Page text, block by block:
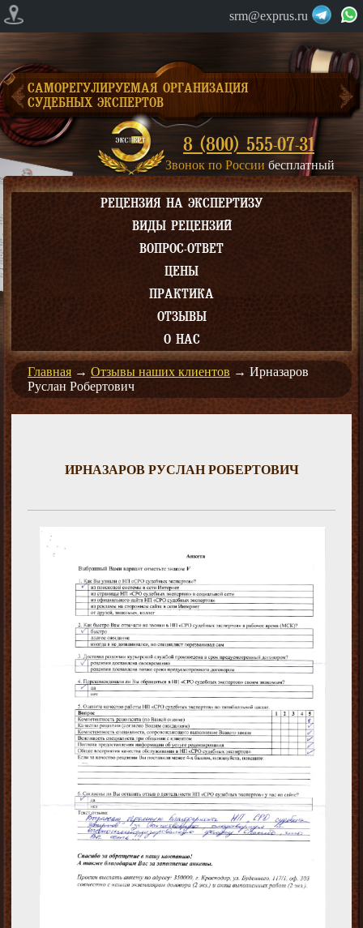
srm@exprus.ru
САМОРЕГУЛИРУЕМАЯ ОРГАНИЗАЦИЯ
СУДЕБНЫХ ЭКСПЕРТОВ
8 (800) 555-07-31
Звонок по России бесплатный
РЕЦЕНЗИЯ НА ЭКСПЕРТИЗУ
ВИДЫ РЕЦЕНЗИЙ
ВОПРОС-ОТВЕТ
ЦЕНЫ
ПРАКТИКА
ОТЗЫВЫ
О НАС
Главная → Отзывы наших клиентов → Ирназаров
Руслан Робертович
ИРНАЗАРОВ РУСЛАН РОБЕРТОВИЧ